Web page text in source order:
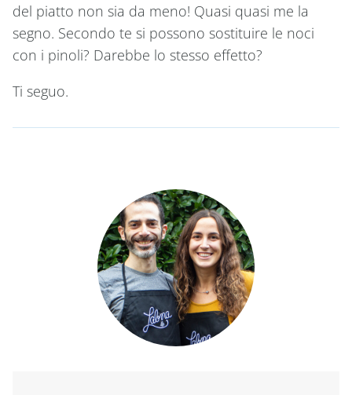
del piatto non sia da meno! Quasi quasi me la
segno. Secondo te si possono sostituire le noci
con i pinoli? Darebbe lo stesso effetto?
Ti seguo.